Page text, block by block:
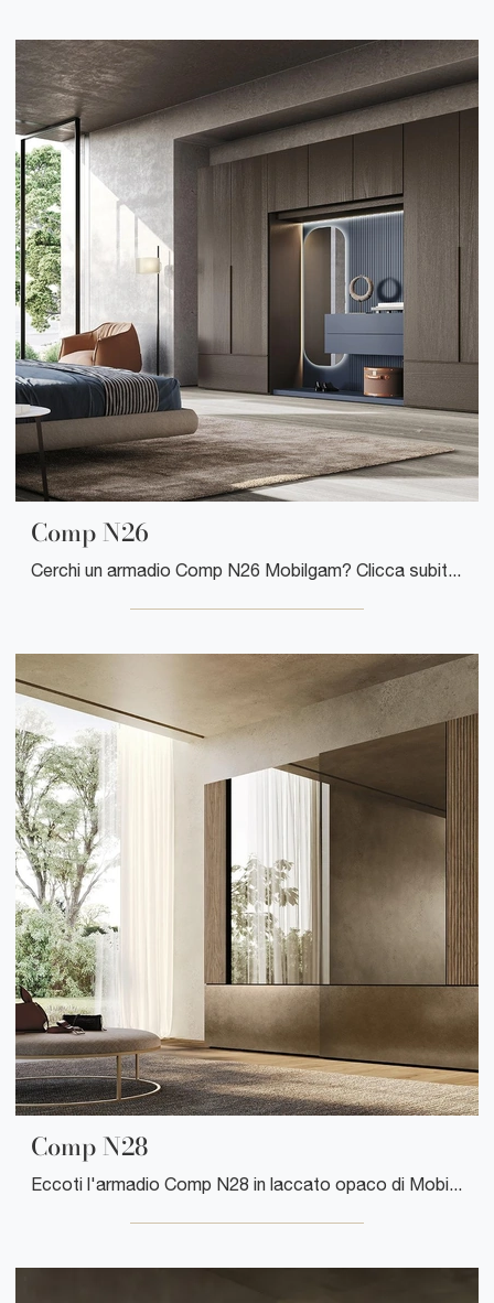
Comp N26
Cerchi un armadio Comp N26 Mobilgam? Clicca subito! Gli armadi a ponte con ante battenti ti aspettano.
Comp N28
Eccoti l'armadio Comp N28 in laccato opaco di Mobilgam! Una ricca gamma di armadi a muro con ante scorrevoli.